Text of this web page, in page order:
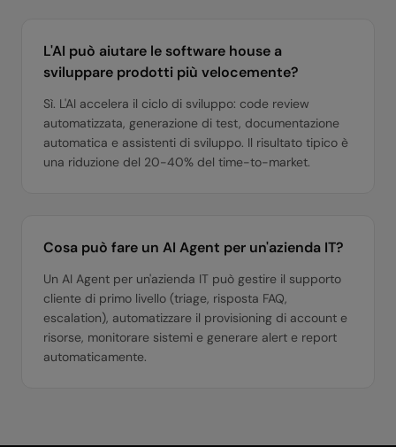
L'AI può aiutare le software house a
sviluppare prodotti più velocemente?
Sì. L'AI accelera il ciclo di sviluppo: code review
automatizzata, generazione di test, documentazione
automatica e assistenti di sviluppo. Il risultato tipico è
una riduzione del 20-40% del time-to-market.
Cosa può fare un AI Agent per un'azienda IT?
Un AI Agent per un'azienda IT può gestire il supporto
cliente di primo livello (triage, risposta FAQ,
escalation), automatizzare il provisioning di account e
risorse, monitorare sistemi e generare alert e report
automaticamente.